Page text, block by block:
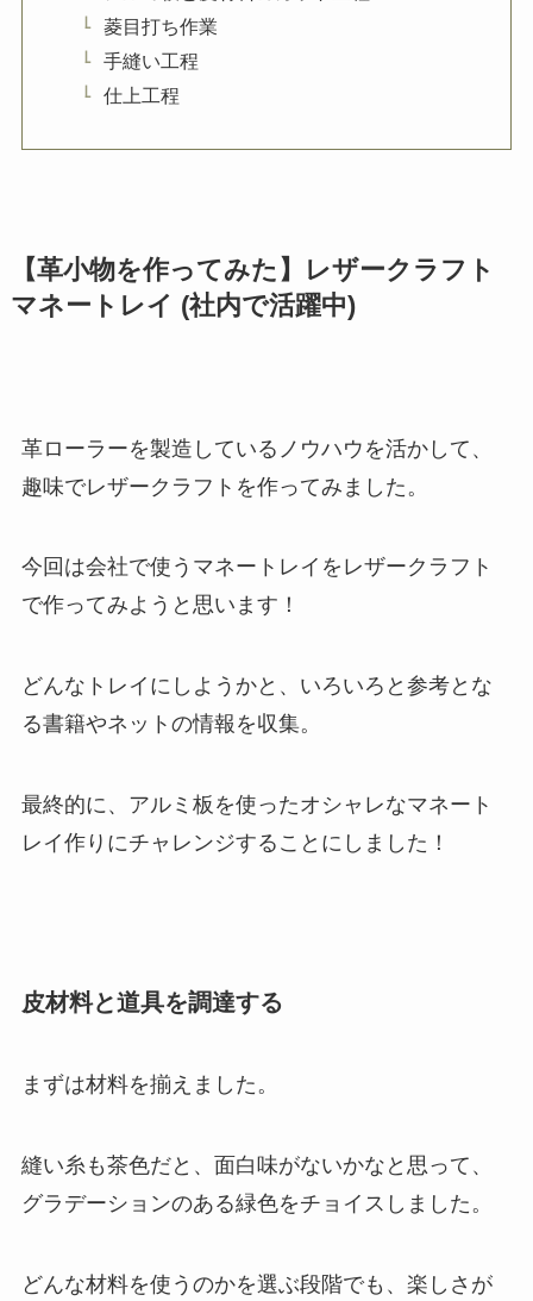
菱目打ち作業
手縫い工程
仕上工程
【革小物を作ってみた】レザークラフト
マネートレイ (社内で活躍中)
革ローラーを製造しているノウハウを活かして、
趣味でレザークラフトを作ってみました。
今回は会社で使うマネートレイをレザークラフト
で作ってみようと思います！
どんなトレイにしようかと、いろいろと参考とな
る書籍やネットの情報を収集。
最終的に、アルミ板を使ったオシャレなマネート
レイ作りにチャレンジすることにしました！
皮材料と道具を調達する
まずは材料を揃えました。
縫い糸も茶色だと、面白味がないかなと思って、
グラデーションのある緑色をチョイスしました。
どんな材料を使うのかを選ぶ段階でも、楽しさが